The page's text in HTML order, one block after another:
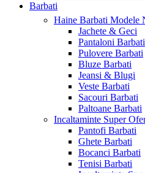
Barbati
Haine Barbati Modele
Jachete & Geci
Pantaloni Barbati
Pulovere Barbati
Bluze Barbati
Jeansi & Blugi
Veste Barbati
Sacouri Barbati
Paltoane Barbati
Incaltaminte Super
Pantofi Barbati
Ghete Barbati
Bocanci Barbati
Tenisi Barbati